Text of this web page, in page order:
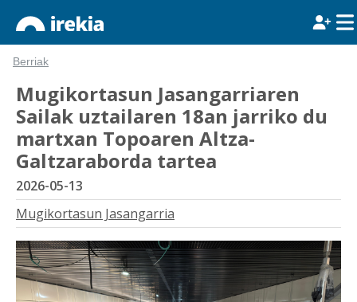
Berriak
Mugikortasun Jasangarriaren
Sailak uztailaren 18an jarriko du
martxan Topoaren Altza-
Galtzaraborda tartea
2026-05-13
Mugikortasun Jasangarria